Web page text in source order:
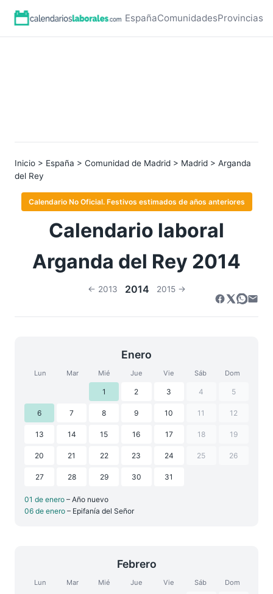
EspañaComunidadesProvincias
Inicio > España > Comunidad de Madrid > Madrid > Arganda
del Rey
Calendario No Oficial. Festivos estimados de años anteriores
Calendario laboral
Arganda del Rey 2014
← 2013 2014 2015 →
Enero
Lun Mar Mié Jue Vie Sáb Dom
1 2 3 4 5
6 7 8 9 10 11 12
13 14 15 16 17 18 19
20 21 22 23 24 25 26
27 28 29 30 31
01 de enero – Año nuevo
06 de enero – Epifanía del Señor
Febrero
Lun Mar Mié Jue Vie Sáb Dom